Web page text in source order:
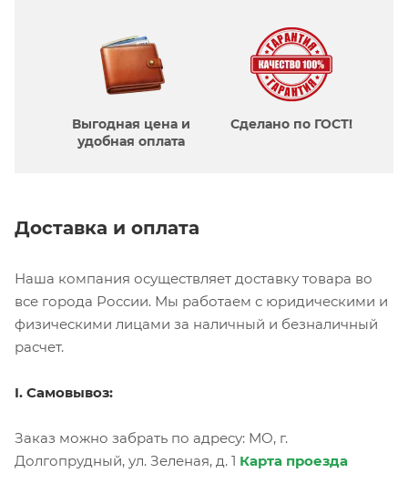
Выгодная цена и
удобная оплата
Сделано по ГОСТ!
Доставка и оплата
Наша компания осуществляет доставку товара во
все города России. Мы работаем с юридическими и
физическими лицами за наличный и безналичный
расчет.
I. Самовывоз:
Заказ можно забрать по адресу: МО, г.
Долгопрудный, ул. Зеленая, д. 1 Карта проезда